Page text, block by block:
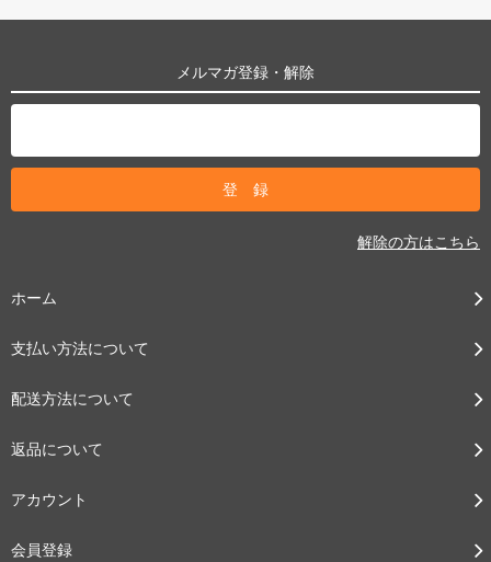
メルマガ登録・解除
解除の方はこちら
ホーム
支払い方法について
配送方法について
返品について
アカウント
会員登録